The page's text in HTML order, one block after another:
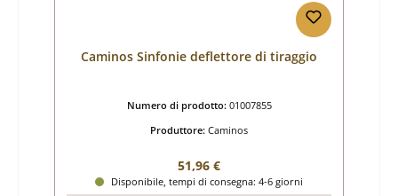
Caminos Sinfonie deflettore di tiraggio
Numero di prodotto: 01007855
Produttore: Caminos
Prezzo normale:
51,96 €
Disponibile, tempi di consegna: 4-6 giorni